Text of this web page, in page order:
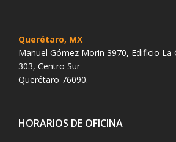
Querétaro, MX
Manuel Gómez Morin 3970, Edificio La
303, Centro Sur
Querétaro 76090.
HORARIOS DE OFICINA